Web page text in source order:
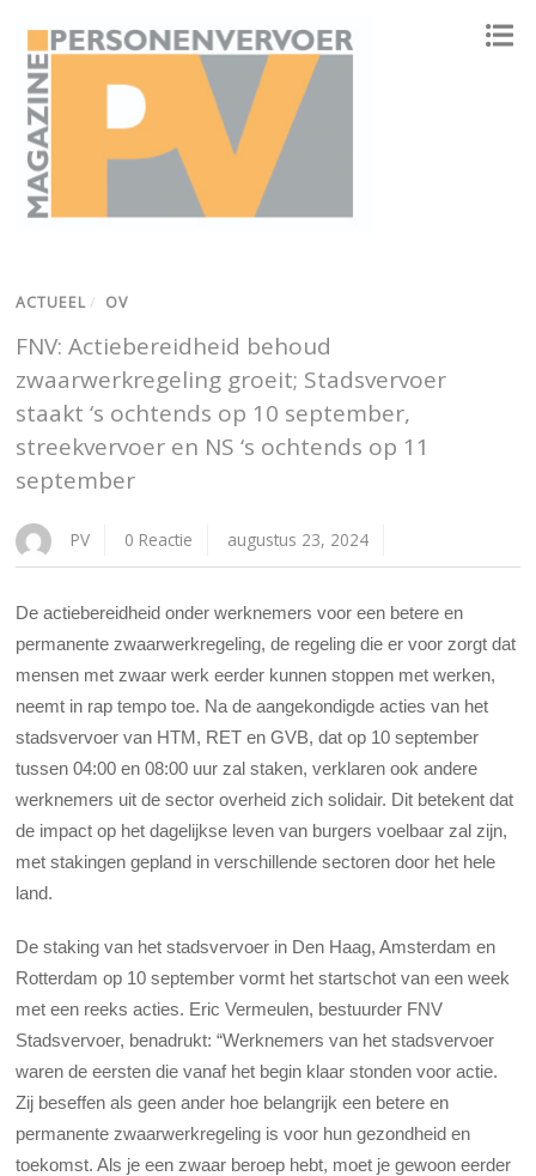
ACTUEEL / OV
FNV: Actiebereidheid behoud
zwaarwerkregeling groeit; Stadsvervoer
staakt ‘s ochtends op 10 september,
streekvervoer en NS ‘s ochtends op 11
september
PV 0 Reactie augustus 23, 2024
De actiebereidheid onder werknemers voor een betere en
permanente zwaarwerkregeling, de regeling die er voor zorgt dat
mensen met zwaar werk eerder kunnen stoppen met werken,
neemt in rap tempo toe. Na de aangekondigde acties van het
stadsvervoer van HTM, RET en GVB, dat op 10 september
tussen 04:00 en 08:00 uur zal staken, verklaren ook andere
werknemers uit de sector overheid zich solidair. Dit betekent dat
de impact op het dagelijkse leven van burgers voelbaar zal zijn,
met stakingen gepland in verschillende sectoren door het hele
land.
De staking van het stadsvervoer in Den Haag, Amsterdam en
Rotterdam op 10 september vormt het startschot van een week
met een reeks acties. Eric Vermeulen, bestuurder FNV
Stadsvervoer, benadrukt: “Werknemers van het stadsvervoer
waren de eersten die vanaf het begin klaar stonden voor actie.
Zij beseffen als geen ander hoe belangrijk een betere en
permanente zwaarwerkregeling is voor hun gezondheid en
toekomst. Als je een zwaar beroep hebt, moet je gewoon eerder